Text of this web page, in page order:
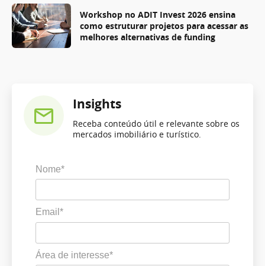
Workshop no ADIT Invest 2026 ensina
como estruturar projetos para acessar as
melhores alternativas de funding
Insights
Receba conteúdo útil e relevante sobre os
mercados imobiliário e turístico.
Nome*
Email*
Área de interesse*